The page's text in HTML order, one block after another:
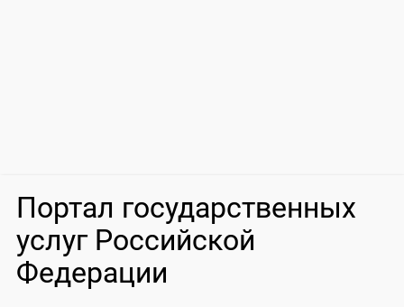
Портал государственных
услуг Российской
Федерации